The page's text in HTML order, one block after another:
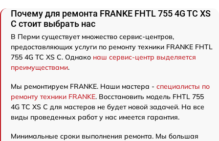
Почему для ремонта FRANKE FHTL 755 4G TC XS
C стоит выбрать нас
В Перми существует множество сервис-центров,
предоставляющих услуги по ремонту техники FRANKE FHTL
755 4G TC XS C. Однако наш сервис-центр выделяется
преимуществами.
Мы ремонтируем FRANKE. Наши мастера - специалисты по
ремонту техники FRANKE. Восстановить модель FHTL 755
4G TC XS C для мастеров не будет новой задачей. На все
виды проведенных работ у нас имеется гарантия.
Минимальные сроки выполнения ремонта. Мы большая